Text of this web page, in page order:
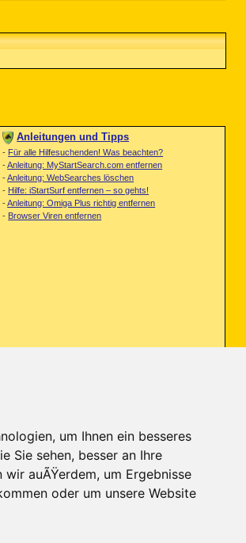
um Ihnen ein besseres
Sie sehen, besser an Ihre
auÃŸerdem, um Ergebnisse
oder um unsere Website
Anleitungen und Tipps
- Für alle Hilfesuchenden! Was beachten?
-Anleitung: MyStartSearch.com entfernen
-Anleitung: WebSearches löschen
- Hilfe: iStartSurf entfernen – so gehts!
-Anleitung: Omiga Plus richtig entfernen
- Browser Viren entfernen
via Drive-Bye-Download was
Board-Archiv-Datenschutzerklärung-Nach oben